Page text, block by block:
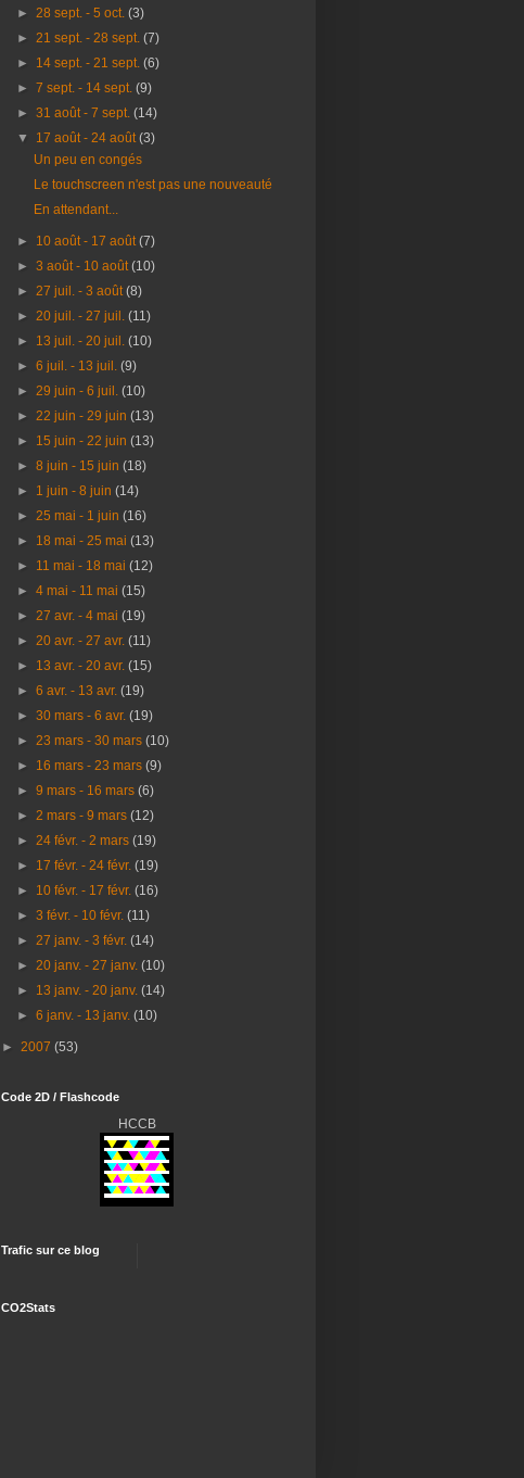
►28 sept. - 5 oct.(3)
►21 sept. - 28 sept.(7)
► 14 sept. - 21 sept.(6)
►7 sept. - 14 sept.(9)
►31 août - 7 sept.(14)
▼ 17 août - 24 août(3)
Un peu en congés
Le touchscreen n'est pas une nouveauté
En attendant...
► 10 août - 17 août(7)
►3 août - 10 août(10)
►27 juil. - 3 août(8)
►20 juil. - 27 juil.(11)
► 13 juil. - 20 juil.(10)
►6 juil. - 13 juil.(9)
►29 juin - 6 juil.(10)
►22 juin - 29 juin(13)
► 15 juin - 22 juin(13)
►8 juin - 15 juin(18)
► 1 juin - 8 juin(14)
►25 mai - 1 juin(16)
► 18 mai - 25 mai(13)
► 11 mai - 18 mai(12)
►4 mai - 11 mai(15)
►27 avr. - 4 mai(19)
►20 avr. - 27 avr.(11)
► 13 avr. - 20 avr.(15)
►6 avr. - 13 avr.(19)
►30 mars - 6 avr.(19)
►23 mars - 30 mars(10)
► 16 mars - 23 mars(9)
►9 mars - 16 mars(6)
►2 mars - 9 mars(12)
►24 févr. - 2 mars(19)
► 17 févr. - 24 févr.(19)
► 10 févr. - 17 févr.(16)
►3 févr. - 10 févr.(11)
►27 janv. - 3 févr.(14)
►20 janv. - 27 janv.(10)
► 13 janv. - 20 janv.(14)
►6 janv. - 13 janv.(10)
► 2007 (53)
Code 2D / Flashcode
HCCB
Trafic sur ce blog
CO2Stats